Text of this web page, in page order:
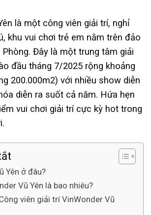
là một công viên giải trí, nghỉ
khu vui chơi trẻ em nằm trên đảo
Đây là một trung tâm giải
đầu tháng 7/2025 rộng khoảng
200.000m2) với nhiều show diễn
diễn ra suốt cả năm. Hứa hẹn
vui chơi giải trí cực kỳ hot trong
Yên ở đâu?
Vũ Yên là bao nhiêu?
viên giải trí VinWonder Vũ